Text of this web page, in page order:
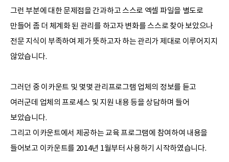
그런 부분에 대한 문제점을 간과하고 스스로 엑셀 파일을 별도로
만들어 좀 더 체계화 된 관리를 하고자 변화를 스스로 찾아 보았으나
전문 지식이 부족하여 제가 뜻하고자 하는 관리가 제대로 이루어지지
않았습니다.
그러던 중 이카운트 및 몇몇 관리프로그램 업체의 정보를 듣고
여러군데 업체의 프로세스 및 지원 내용 등을 상담하며 들어
보았습니다.
그리고 이카운트에서 제공하는 교육 프로그램에 참여하여 내용을
들어보고 이카운트를 2014년 1월부터 사용하기 시작하였습니다.